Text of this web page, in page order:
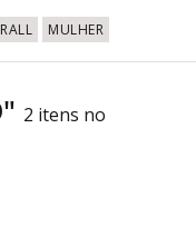
MULHER
2 itens no